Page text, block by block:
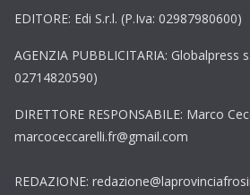
EDITORE: Edi S.r.l. (P.Iva: 02987980600)
AGENZIA PUBBLICITARIA: Globalpress
02714820590)
DIRETTORE RESPONSABILE: Marco
marcoceccarelli.fr@gmail.com
REDAZIONE: